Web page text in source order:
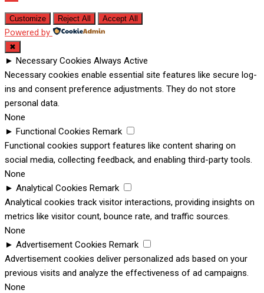
Customize Reject All Accept All
Powered by
✖
► Necessary Cookies Always Active
Necessary cookies enable essential site features like secure log-
ins and consent preference adjustments. They do not store
personal data.
None
► Functional Cookies Remark
Functional cookies support features like content sharing on
social media, collecting feedback, and enabling third-party tools.
None
► Analytical Cookies Remark
Analytical cookies track visitor interactions, providing insights on
metrics like visitor count, bounce rate, and traffic sources.
None
► Advertisement Cookies Remark
Advertisement cookies deliver personalized ads based on your
previous visits and analyze the effectiveness of ad campaigns.
None